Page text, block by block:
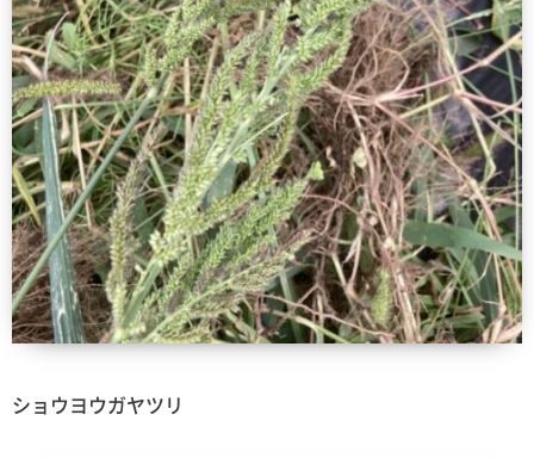
ショウヨウガヤツリ